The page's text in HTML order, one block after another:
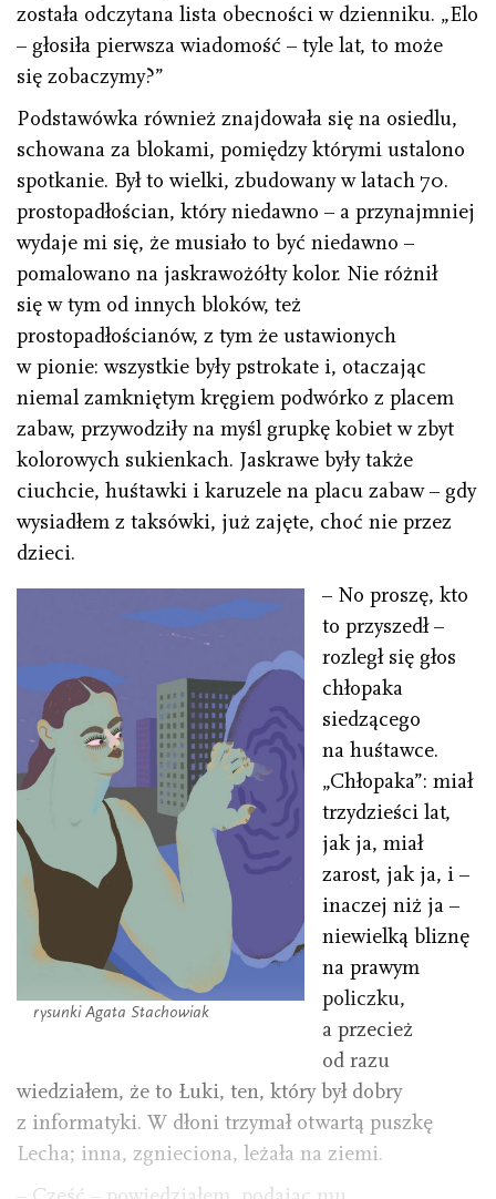
została odczytana lista obecności w dzienniku. „Elo
– głosiła pierwsza wiadomość – tyle lat, to może
się zobaczymy?”
Podstawówka również znajdowała się na osiedlu,
schowana za blokami, pomiędzy którymi ustalono
spotkanie. Był to wielki, zbudowany w latach 70.
prostopadłościan, który niedawno – a przynajmniej
wydaje mi się, że musiało to być niedawno –
pomalowano na jaskrawożółty kolor. Nie różnił
się w tym od innych bloków, też
prostopadłościanów, z tym że ustawionych
w pionie: wszystkie były pstrokate i, otaczając
niemal zamkniętym kręgiem podwórko z placem
zabaw, przywodziły na myśl grupkę kobiet w zbyt
kolorowych sukienkach. Jaskrawe były także
ciuchcie, huśtawki i karuzele na placu zabaw – gdy
wysiadłem z taksówki, już zajęte, choć nie przez
dzieci.
rysunki Agata Stachowiak
– No proszę, kto
to przyszedł –
rozległ się głos
chłopaka
siedzącego
na huśtawce.
„Chłopaka”: miał
trzydzieści lat,
jak ja, miał
zarost, jak ja, i –
inaczej niż ja –
niewielką bliznę
na prawym
policzku,
a przecież
od razu
wiedziałem, że to Łuki, ten, który był dobry
z informatyki. W dłoni trzymał otwartą puszkę
Lecha; inna, zgnieciona, leżała na ziemi.